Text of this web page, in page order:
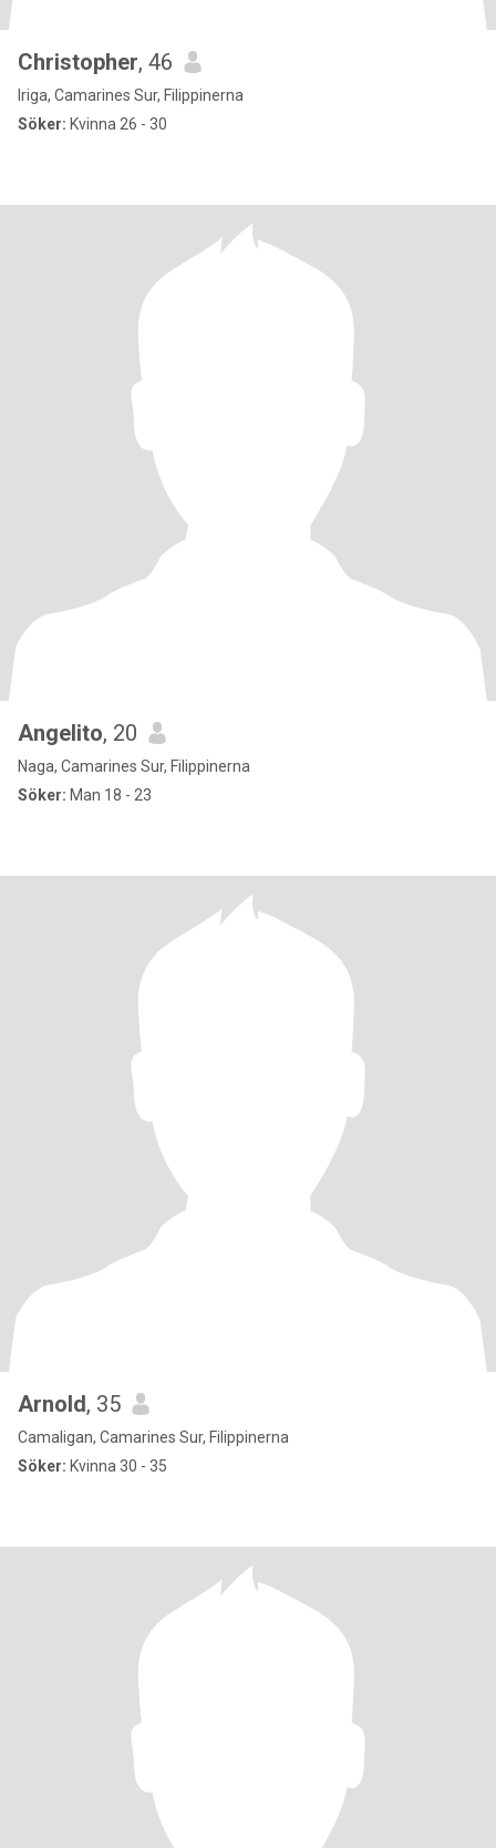
Christopher, 46
Iriga, Camarines Sur, Filippinerna
Söker: Kvinna 26 - 30
Angelito, 20
Naga, Camarines Sur, Filippinerna
Söker: Man 18 - 23
Arnold, 35
Camaligan, Camarines Sur, Filippinerna
Söker: Kvinna 30 - 35